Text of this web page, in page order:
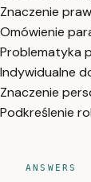
Znaczenie
Omówienie
Problematyka
Indywidualne
Znaczenie
Podkreślenie
ANSWERS